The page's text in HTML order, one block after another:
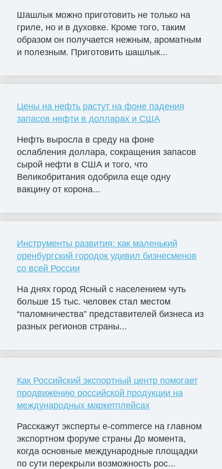
Шашлык можно приготовить не только на
гриле, но и в духовке. Кроме того, таким
образом он получается нежным, ароматным
и полезным. Приготовить шашлык...
Цены на нефть растут на фоне падения
запасов нефти в долларах и США
Нефть выросла в среду на фоне
ослабления доллара, сокращения запасов
сырой нефти в США и того, что
Великобритания одобрила еще одну
вакцину от корона...
Инструменты развития: как маленький
оренбургский городок удивил бизнесменов
со всей России
На днях город Ясный с населением чуть
больше 15 тыс. человек стал местом
“паломничества” представителей бизнеса из
разных регионов страны...
Как Российский экспортный центр помогает
продвижению российской продукции на
международных маркетплейсах
Расскажут эксперты e-commerce на главном
экспортном форуме страны До момента,
когда основные международные площадки
по сути перекрыли возможность рос...